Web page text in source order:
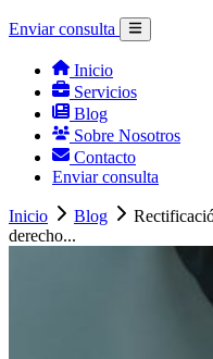
Enviar consulta
Inicio
Servicios
Blog
Sobre Nosotros
Contacto
Enviar consulta
Inicio Blog
derecho...